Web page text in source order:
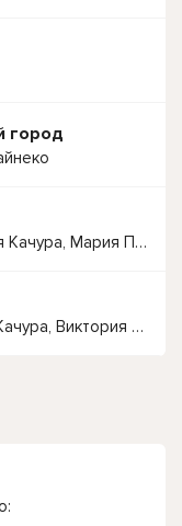
город
Виктория Дайнеко, Наталья Качура, Мария Пирогова
Мария Пирогова, Наталья Качура, Виктория Дайнеко